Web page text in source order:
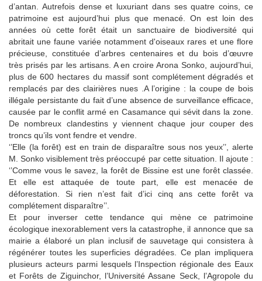
d’antan. Autrefois dense et luxuriant dans ses quatre coins, ce
patrimoine est aujourd’hui plus que menacé. On est loin des
années où cette forêt était un sanctuaire de biodiversité qui
abritait une faune variée notamment d'oiseaux rares et une flore
précieuse, constituée d’arbres centenaires et du bois d’œuvre
très prisés par les artisans. A en croire Arona Sonko, aujourd’hui,
plus de 600 hectares du massif sont complétement dégradés et
remplacés par des clairières nues .A l’origine : la coupe de bois
illégale persistante du fait d’une absence de surveillance efficace,
causée par le conflit armé en Casamance qui sévit dans la zone.
De nombreux clandestins y viennent chaque jour couper des
troncs qu’ils vont fendre et vendre.
‘’Elle (la forêt) est en train de disparaître sous nos yeux’’, alerte
M. Sonko visiblement très préoccupé par cette situation. Il ajoute :
‘’Comme vous le savez, la forêt de Bissine est une forêt classée.
Et elle est attaquée de toute part, elle est menacée de
déforestation. Si rien n’est fait d’ici cinq ans cette forêt va
complétement disparaître’’.
Et pour inverser cette tendance qui mène ce patrimoine
écologique inexorablement vers la catastrophe, il annonce que sa
mairie a élaboré un plan inclusif de sauvetage qui consistera à
régénérer toutes les superficies dégradées. Ce plan impliquera
plusieurs acteurs parmi lesquels l’Inspection régionale des Eaux
et Forêts de Ziguinchor, l’Université Assane Seck, l’Agropole du